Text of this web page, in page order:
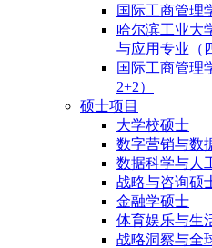
国际工商管理
哈尔滨工业大
与应用专业（
国际工商管理
2+2）
硕士项目
大学校硕士
数字营销与数
数据科学与人
战略与咨询硕
金融学硕士
体育娱乐与生
战略洞察与全